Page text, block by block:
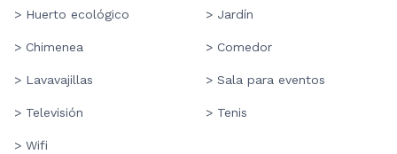
> Huerto ecológico > Jardín
> Chimenea > Comedor
> Lavavajillas > Sala para eventos
> Televisión > Tenis
> Wifi